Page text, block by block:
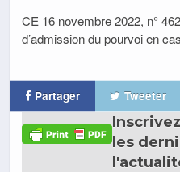
CE 16 novembre 2022, n°
d’admission du pourvoi en
Partager Tweeter
les